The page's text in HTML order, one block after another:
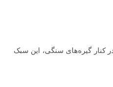
کنار گیره‌های سنگی، این سبک